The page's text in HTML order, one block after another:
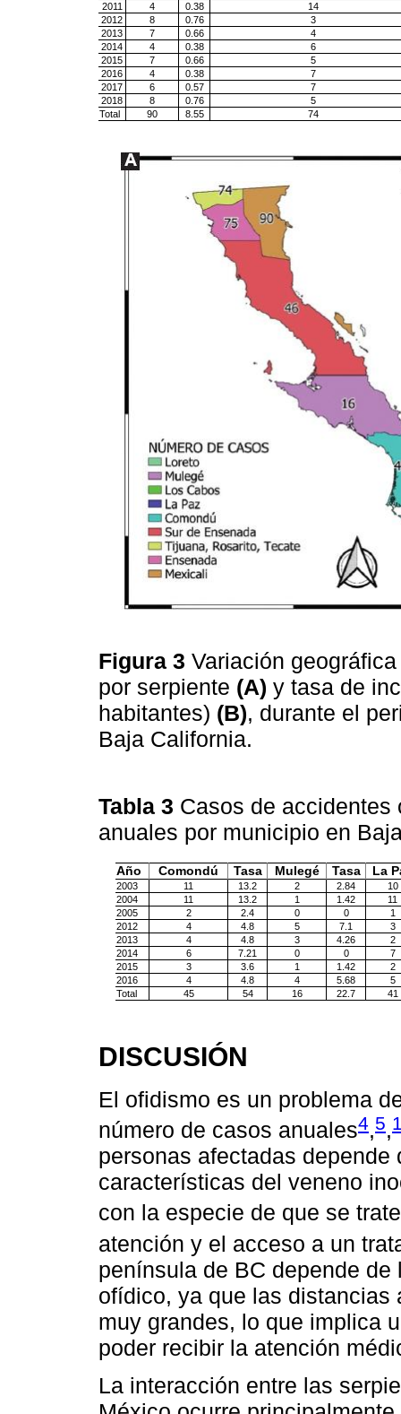
2011
4 0.38
14
2012
8 0.76
3
2013
7 0.66
4
2014
4 0.38
6
2015
7 0.66
5
2016
4 0.38
7
2017
6 0.57
7
2018
8 0.76
5
Total
90 8.55 74
Figura 3 Variación
por serpiente (A) y tasa de
habitantes) (B), durante el
Baja California.
Tabla 3 Casos de
anuales por municipio en
Año Comondú Tasa Mulegé Tasa La
2003 11 13.2 2 2.84
10
2004
11 13.2 1 1.42
11
2005
2 2.4 0 0
1
2012
4 4.8 5 7.1
3
2013
4 4.8 3 4.26
2
2014
6 7.21 0 0
7
2015
3 3.6 1 1.42
2
2016
4 4.8 4 5.68
5
Total
45 54 16 22.7 41
DISCUSIÓN
El ofidismo es un problema
número de casos anuales4,5,
personas afectadas
características del veneno
con la especie de que se trate
atención y el acceso a un
península de BC depende
ofídico, ya que las distancias
muy grandes, lo que implica
poder recibir la atención
La interacción entre las